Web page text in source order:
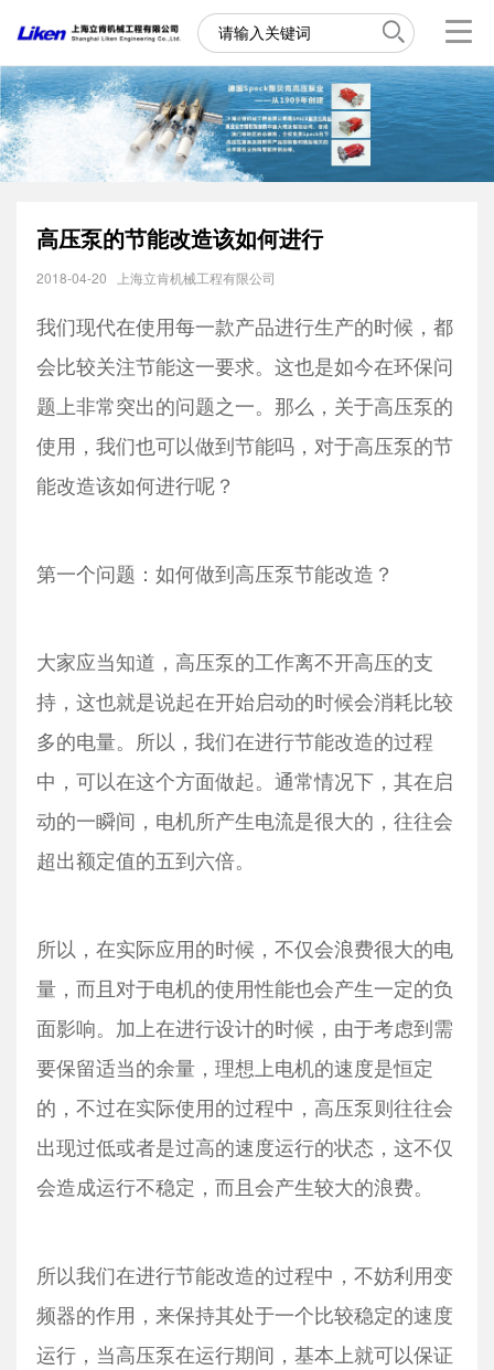
高压泵的节能改造该如何进行
2018-04-20 上海立肯机械工程有限公司
我们现代在使用每一款产品进行生产的时候，都
会比较关注节能这一要求。这也是如今在环保问
题上非常突出的问题之一。那么，关于高压泵的
使用，我们也可以做到节能吗，对于高压泵的节
能改造该如何进行呢？
第一个问题：如何做到高压泵节能改造？
大家应当知道，高压泵的工作离不开高压的支
持，这也就是说起在开始启动的时候会消耗比较
多的电量。所以，我们在进行节能改造的过程
中，可以在这个方面做起。通常情况下，其在启
动的一瞬间，电机所产生电流是很大的，往往会
超出额定值的五到六倍。
所以，在实际应用的时候，不仅会浪费很大的电
量，而且对于电机的使用性能也会产生一定的负
面影响。加上在进行设计的时候，由于考虑到需
要保留适当的余量，理想上电机的速度是恒定
的，不过在实际使用的过程中，高压泵则往往会
出现过低或者是过高的速度运行的状态，这不仅
会造成运行不稳定，而且会产生较大的浪费。
所以我们在进行节能改造的过程中，不妨利用变
频器的作用，来保持其处于一个比较稳定的速度
运行，当高压泵在运行期间，基本上就可以保证